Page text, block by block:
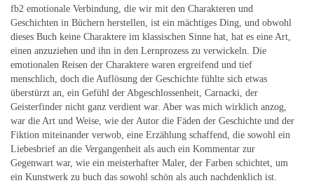
fb2 emotionale Verbindung, die wir mit den Charakteren und
Geschichten in Büchern herstellen, ist ein mächtiges Ding, und obwohl
dieses Buch keine Charaktere im klassischen Sinne hat, hat es eine Art,
einen anzuziehen und ihn in den Lernprozess zu verwickeln. Die
emotionalen Reisen der Charaktere waren ergreifend und tief
menschlich, doch die Auflösung der Geschichte fühlte sich etwas
überstürzt an, ein Gefühl der Abgeschlossenheit, Carnacki, der
Geisterfinder nicht ganz verdient war. Aber was mich wirklich anzog,
war die Art und Weise, wie der Autor die Fäden der Geschichte und der
Fiktion miteinander verwob, eine Erzählung schaffend, die sowohl ein
Liebesbrief an die Vergangenheit als auch ein Kommentar zur
Gegenwart war, wie ein meisterhafter Maler, der Farben schichtet, um
ein Kunstwerk zu buch das sowohl schön als auch nachdenklich ist.